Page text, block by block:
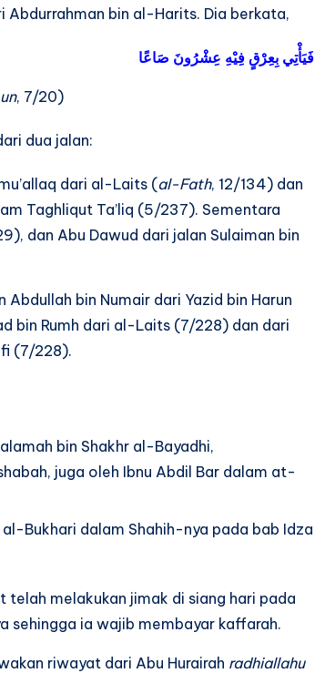
Abdurrahman bin al-Harits. Dia berkata,
فَيَأْتِي بِعِرْقٍ فِيْهِ عِشْرُونَ صَاعًا
, 7/20)
dua jalan:
dari al-Laits (al-Fath, 12/134) dan
Taghliqut Ta’liq (5/237). Sementara
dan Abu Dawud dari jalan Sulaiman bin
bin Numair dari Yazid bin Harun
bin Rumh dari al-Laits (7/228) dan dari
(7/228).
bin Shakhr al-Bayadhi,
juga oleh Ibnu Abdil Bar dalam at-
Bukhari dalam Shahih-nya pada bab Idza
melakukan jimak di siang hari pada
sehingga ia wajib membayar kaffarah.
riwayat dari Abu Hurairah radhiallahu